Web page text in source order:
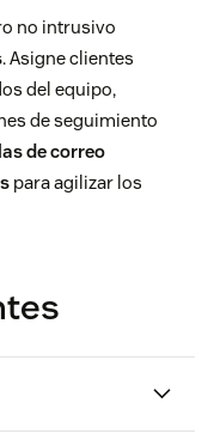
no intrusivo
. Asigne clientes
del equipo,
de seguimiento
de correo
para agilizar los